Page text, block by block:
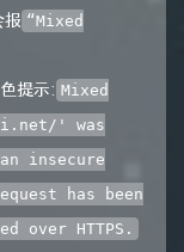
报 “Mixed
提示: Mixed
' was
insecure
has been
over HTTPS.